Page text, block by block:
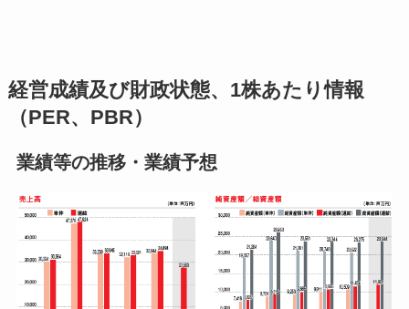
経営成績及び財政状態、1株あたり情報
（PER、PBR）
業績等の推移・業績予想